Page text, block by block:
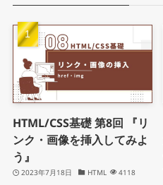
HTML/CSS基礎 第8回 『リ
ンク・画像を挿入してみよ
う』
2023年7月18日 HTML 4118